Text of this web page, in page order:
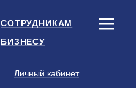
СОТРУДНИКАМ
БИЗНЕСУ
Личный кабинет